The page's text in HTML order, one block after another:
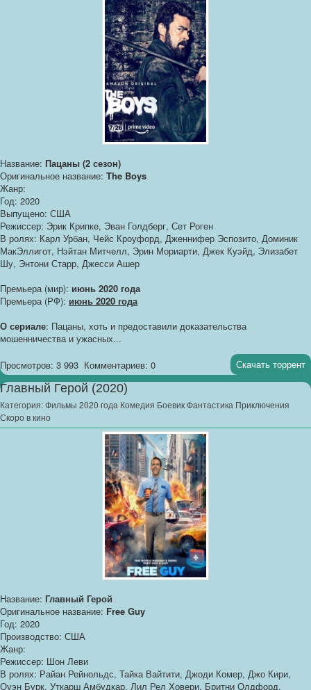
Название: Пацаны (2 сезон)
Оригинальное название: The Boys
Жанр:
Год: 2020
Выпущено: США
Режиссер: Эрик Крипке, Эван Голдберг, Сет Роген
В ролях: Карл Урбан, Чейс Кроуфорд, Дженнифер Эспозито, Доминик
МакЭллигот, Нэйтан Митчелл, Эрин Мориарти, Джек Куэйд, Элизабет
Шу, Энтони Старр, Джесси Ашер
Премьера (мир): июнь 2020 года
Премьера (РФ): июнь 2020 года
О сериале: Пацаны, хоть и предоставили доказательства
мошенничества и ужасных...
Просмотров: 3 993 Комментариев: 0 Скачать торрент
Главный Герой (2020)
Категория:Фильмы 2020 года Комедия Боевик Фантастика Приключения
Скоро в кино
Название: Главный Герой
Оригинальное название: Free Guy
Год: 2020
Производство: США
Жанр:
Режиссер: Шон Леви
В ролях: Райан Рейнольдс, Тайка Вайтити, Джоди Комер, Джо Кири,
Оуэн Бурк, Уткарш Амбудкар, Лил Рел Ховери, Бритни Олдфорд,